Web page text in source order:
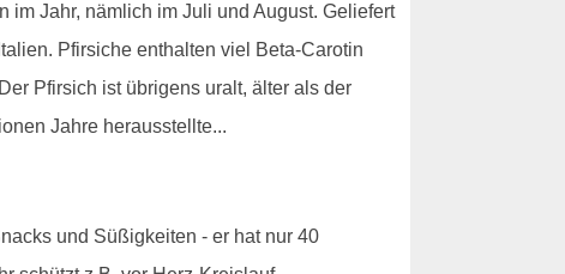
im Jahr, nämlich im Juli und August. Geliefert
Pfirsiche enthalten viel Beta-Carotin
Pfirsich ist übrigens uralt, älter als der
Jahre herausstellte...
und Süßigkeiten - er hat nur 40